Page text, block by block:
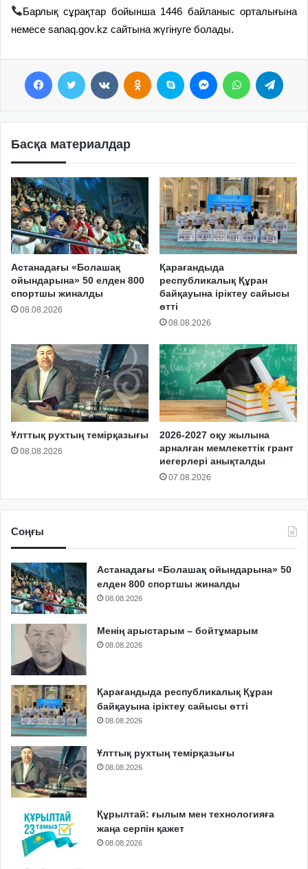
Барлық сұрақтар бойынша 1446 байланыс орталығына
немесе sanaq.gov.kz сайтына жүгінуге болады.
Басқа материалдар
Астанадағы «Болашақ
ойындарына» 50 елден 800
спортшы жиналды
08.08.2026
Қарағандыда
республикалық Құран
байқауына іріктеу сайысы
өтті
08.08.2026
Ұлттық рухтың темірқазығы
08.08.2026
2026-2027 оқу жылына
арналған мемлекеттік грант
иегерлері анықталды
07.08.2026
Соңғы
Астанадағы «Болашақ ойындарына» 50
елден 800 спортшы жиналды
08.08.2026
Менің арыстарым – бойтұмарым
08.08.2026
Қарағандыда республикалық Құран
байқауына іріктеу сайысы өтті
08.08.2026
Ұлттық рухтың темірқазығы
08.08.2026
Құрылтай: ғылым мен технологияға
жаңа серпін қажет
08.08.2026